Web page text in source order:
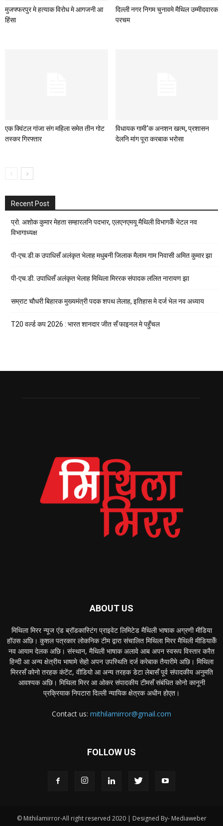
मुजफ्फरपुर मे हत्याक विरोध मे आगजनी आ
हिंसा
दिल्ली नगर निगम चुनावमे मैथिल उम्मीदवारक
परचम
एक क्विंटल गांजा संग महिला समेत तीन गोट
तस्कर गिरफ्तार
विधायक गामी‘क अनशन खत्म, प्रशासन
देलनि मांग पूरा करबाक भरोसा
Recent Post
प्रो. अशोक कुमार मेहता सम्हारलनि पदभार, एलएनएमयू मैथिली विभागकेँ भेटल नव
विभागाध्यक्ष
पी-एच.डी.क उपाधिसँ अलंकृत भेलाह मधुबनी जिलाक मैलाम गाम निवासी अमित कुमार झा
पी-एच.डी. उपाधिसँ अलंकृत भेलाह मिथिला मिररक संपादक ललित नारायण झा
सम्राट चौधरी बिहारक मुख्यमंत्री पदक शपथ लेलाह, इतिहास मे दर्ज भेल नव अध्याय
T20 वर्ल्ड कप 2026 : भारत शानदार जीत सँ फाइनल मे पहुँचल
ABOUT US
मिथिला मिरर न्यूज एंड ब्रॉडकास्टिंग प्राइवेट लिमिटेड मैथिली भाषाक अग्रणी मीडिया
हॉउस अछि। कुशल पत्रकार लोकनिक टीम द्वारा संचालित मिथिला मिरर मैथिली मीडियाकेँ
नव आयाम देलक अछि। संस्थान, मैथिली भाषाक अलावे आब अपन स्वरूप विस्तार करैत
हिन्दी आ अन्य क्षेत्रीय भाषामे सेहो अपन उपस्थिति दर्ज करेबाक तैयारीमे अछि। मिथिला
मिररसँ कोनो तरहक कंटेंट, वीडियो आ अन्य तरहक डेटा लेबासँ पूर्व संपादकीय अनुमति
आवश्यक अछि। मिथिला मिरर आ ओकर संपादकीय टीमसँ संबंधित कोनो कानूनी
प्रक्रियाक निपटारा दिल्ली न्यायिक क्षेत्रक अधीन होएत।
Contact us: mithilamirror@gmail.com
FOLLOW US
© Mithilamirror-All right reserved 2020 | Designed By- Mediaweber